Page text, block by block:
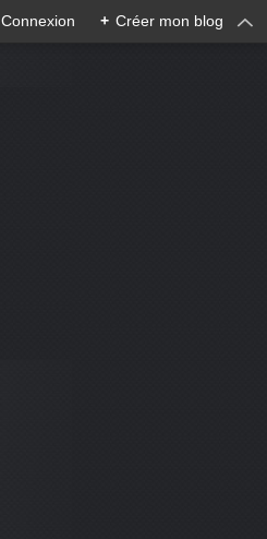
Connexion + Créer mon blog